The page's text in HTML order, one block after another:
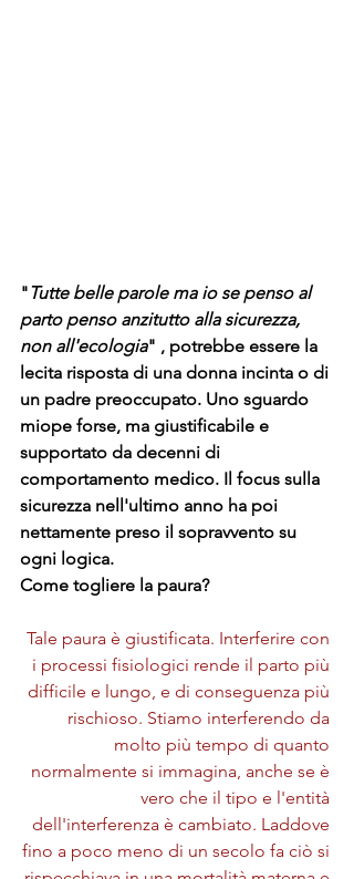
"Tutte belle parole ma io se penso al
parto penso anzitutto alla sicurezza,
non all'ecologia" , potrebbe essere la
lecita risposta di una donna incinta o di
un padre preoccupato. Uno sguardo
miope forse, ma giustificabile e
supportato da decenni di
comportamento medico. Il focus sulla
sicurezza nell'ultimo anno ha poi
nettamente preso il sopravvento su
ogni logica.
Come togliere la paura?
Tale paura è giustificata. Interferire con
i processi fisiologici rende il parto più
difficile e lungo, e di conseguenza più
rischioso. Stiamo interferendo da
molto più tempo di quanto
normalmente si immagina, anche se è
vero che il tipo e l'entità
dell'interferenza è cambiato. Laddove
fino a poco meno di un secolo fa ciò si